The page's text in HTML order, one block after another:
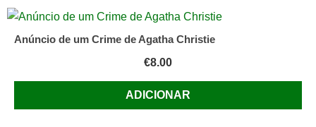
James
Patterson
Anúncio de um Crime de Agatha Christie
€8.00
ADICIONAR